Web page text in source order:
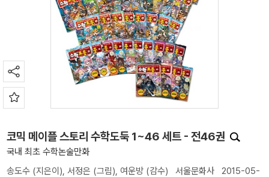
코믹 메이플 스토리 수학도둑 1~46 세트 - 전46권
국내 최초 수학논술만화
송도수 (지은이), 서정은 (그림), 여운방 (감수) 서울문화사 2015-05-